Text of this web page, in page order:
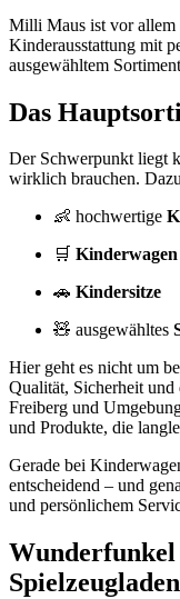
Milli Maus ist vor allem
Kinderausstattung mit
ausgewähltem
Das
Der Schwerpunkt liegt
wirklich brauchen.
👶 hochwertige
🛒 Kinderwagen
🚗 Kindersitze
🧸 ausgewähltes
Hier geht es nicht um
Qualität, Sicherheit
Freiberg und
und Produkte, die
Gerade bei
entscheidend – und
und persönlichem